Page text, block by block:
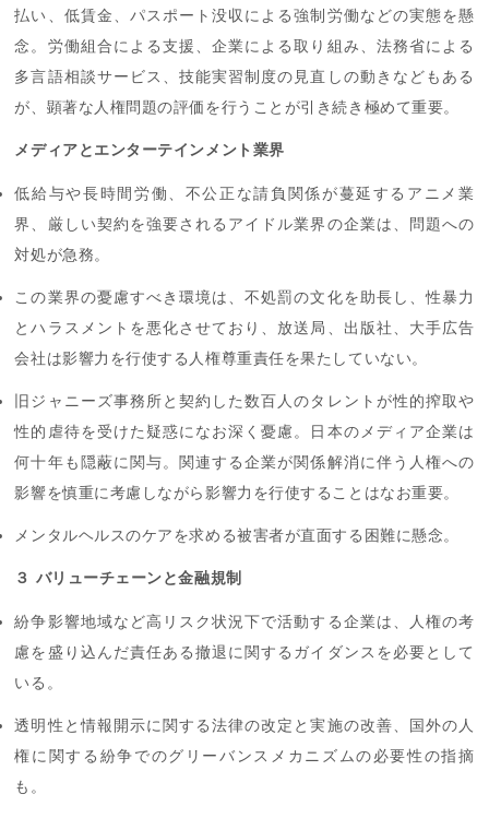
払い、低賃金、パスポート没収による強制労働などの実態を懸
念。労働組合による支援、企業による取り組み、法務省による
多言語相談サービス、技能実習制度の見直しの動きなどもある
が、顕著な人権問題の評価を行うことが引き続き極めて重要。
メディアとエンターテインメント業界
低給与や長時間労働、不公正な請負関係が蔓延するアニメ業
界、厳しい契約を強要されるアイドル業界の企業は、問題への
対処が急務。
この業界の憂慮すべき環境は、不処罰の文化を助長し、性暴力
とハラスメントを悪化させており、放送局、出版社、大手広告
会社は影響力を行使する人権尊重責任を果たしていない。
旧ジャニーズ事務所と契約した数百人のタレントが性的搾取や
性的虐待を受けた疑惑になお深く憂慮。日本のメディア企業は
何十年も隠蔽に関与。関連する企業が関係解消に伴う人権への
影響を慎重に考慮しながら影響力を行使することはなお重要。
メンタルヘルスのケアを求める被害者が直面する困難に懸念。
３ バリューチェーンと金融規制
紛争影響地域など高リスク状況下で活動する企業は、人権の考
慮を盛り込んだ責任ある撤退に関するガイダンスを必要として
いる。
透明性と情報開示に関する法律の改定と実施の改善、国外の人
権に関する紛争でのグリーバンスメカニズムの必要性の指摘
も。